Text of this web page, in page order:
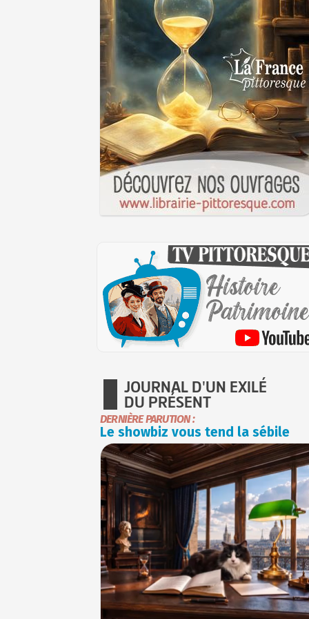
JOURNAL D'UN EXILÉ
DU PRÉSENT
DERNIÈRE PARUTION :
Le showbiz vous tend la sébile